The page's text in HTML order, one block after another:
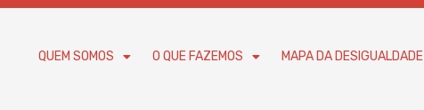
QUEM SOMOS O QUE FAZEMOS MAPA DA DESIGUALDADE